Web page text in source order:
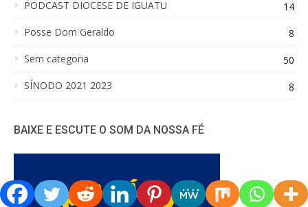
PODCAST DIOCESE DE IGUATU
14
Posse Dom Geraldo
8
Sem categoria
50
SÍNODO 2021 2023
8
BAIXE E ESCUTE O SOM DA NOSSA FÉ